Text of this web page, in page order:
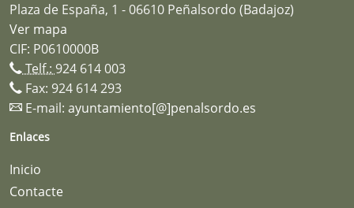
Plaza de España, 1 - 06610 Peñalsordo (Badajoz)
Ver mapa
CIF: P0610000B
Telf.: 924 614 003
Fax: 924 614 293
E-mail: ayuntamiento[@]penalsordo.es
Enlaces
Inicio
Contacte